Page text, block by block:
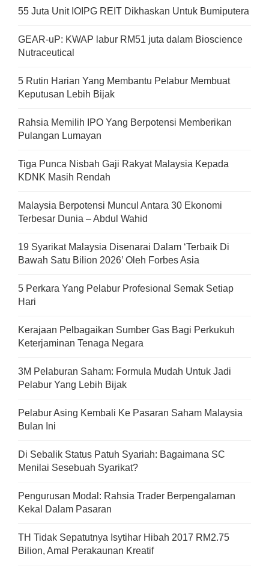
55 Juta Unit IOIPG REIT Dikhaskan Untuk Bumiputera
GEAR-uP: KWAP labur RM51 juta dalam Bioscience
Nutraceutical
5 Rutin Harian Yang Membantu Pelabur Membuat
Keputusan Lebih Bijak
Rahsia Memilih IPO Yang Berpotensi Memberikan
Pulangan Lumayan
Tiga Punca Nisbah Gaji Rakyat Malaysia Kepada
KDNK Masih Rendah
Malaysia Berpotensi Muncul Antara 30 Ekonomi
Terbesar Dunia – Abdul Wahid
19 Syarikat Malaysia Disenarai Dalam ‘Terbaik Di
Bawah Satu Bilion 2026’ Oleh Forbes Asia
5 Perkara Yang Pelabur Profesional Semak Setiap
Hari
Kerajaan Pelbagaikan Sumber Gas Bagi Perkukuh
Keterjaminan Tenaga Negara
3M Pelaburan Saham: Formula Mudah Untuk Jadi
Pelabur Yang Lebih Bijak
Pelabur Asing Kembali Ke Pasaran Saham Malaysia
Bulan Ini
Di Sebalik Status Patuh Syariah: Bagaimana SC
Menilai Sesebuah Syarikat?
Pengurusan Modal: Rahsia Trader Berpengalaman
Kekal Dalam Pasaran
TH Tidak Sepatutnya Isytihar Hibah 2017 RM2.75
Bilion, Amal Perakaunan Kreatif